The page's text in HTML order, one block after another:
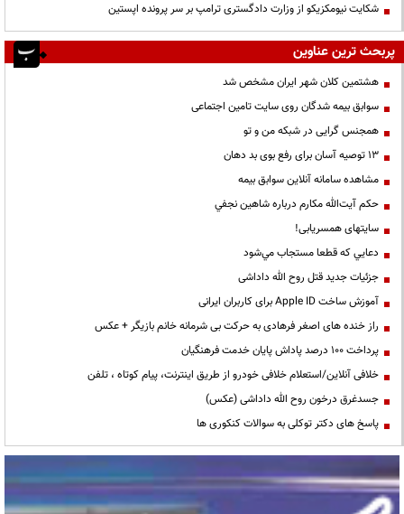
شکایت نیومکزیکو از وزارت دادگستری ترامپ بر سر پرونده اپستین
پربحث ترین عناوین
هشتمین کلان شهر ایران مشخص شد
سوابق بیمه شدگان روی سایت تامین اجتماعی
همجنس گرایی در شبکه من و تو
13 توصیه آسان برای رفع بوی بد دهان
مشاهده سامانه آنلاين سوابق بیمه
حكم آيت‌الله مكارم درباره شاهين نجفي
سایتهای همسریابی!
دعايي كه قطعا مستجاب مي‌شود
جزئیات جدید قتل روح الله داداشی
آموزش ساخت Apple ID برای کاربران ایرانی
راز خنده های اصغر فرهادی به حرکت بی شرمانه خانم بازیگر + عکس
پرداخت ۱۰۰ درصد پاداش پایان خدمت فرهنگیان
خلافی آنلاین/استعلام خلافی خودرو از طریق اینترنت، پیام کوتاه ، تلفن
جسدغرق درخون روح الله داداشی (عکس)
پاسخ های دکتر توکلی به سوالات کنکوری ها